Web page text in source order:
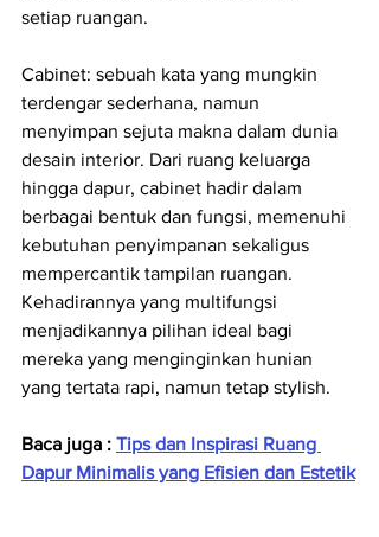
setiap ruangan.
Cabinet: sebuah kata yang mungkin
terdengar sederhana, namun
menyimpan sejuta makna dalam dunia
desain interior. Dari ruang keluarga
hingga dapur, cabinet hadir dalam
berbagai bentuk dan fungsi, memenuhi
kebutuhan penyimpanan sekaligus
mempercantik tampilan ruangan.
Kehadirannya yang multifungsi
menjadikannya pilihan ideal bagi
mereka yang menginginkan hunian
yang tertata rapi, namun tetap stylish.
Baca juga : Tips dan Inspirasi Ruang
Dapur Minimalis yang Efisien dan Estetik